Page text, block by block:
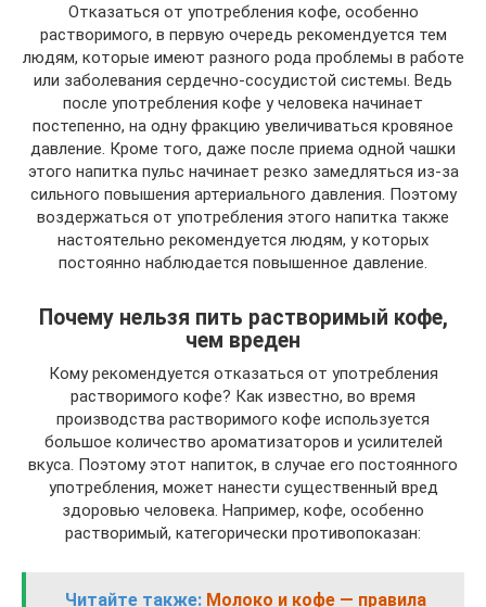
Отказаться от употребления кофе, особенно
растворимого, в первую очередь рекомендуется тем
людям, которые имеют разного рода проблемы в работе
или заболевания сердечно-сосудистой системы. Ведь
после употребления кофе у человека начинает
постепенно, на одну фракцию увеличиваться кровяное
давление. Кроме того, даже после приема одной чашки
этого напитка пульс начинает резко замедляться из-за
сильного повышения артериального давления. Поэтому
воздержаться от употребления этого напитка также
настоятельно рекомендуется людям, у которых
постоянно наблюдается повышенное давление.
Почему нельзя пить растворимый кофе,
чем вреден
Кому рекомендуется отказаться от употребления
растворимого кофе? Как известно, во время
производства растворимого кофе используется
большое количество ароматизаторов и усилителей
вкуса. Поэтому этот напиток, в случае его постоянного
употребления, может нанести существенный вред
здоровью человека. Например, кофе, особенно
растворимый, категорически противопоказан:
Читайте также: Молоко и кофе — правила